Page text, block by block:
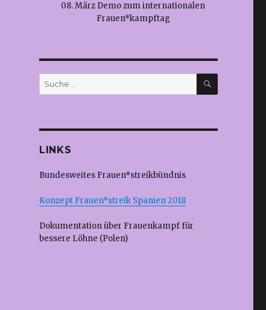
08. März Demo zum internationalen
Frauen*kampftag
Suche
nach:
SUCHEN
LINKS
Bundesweites Frauen*streikbündnis
Konzept Frauen*streik Spanien 2018
Dokumentation über Frauenkampf für
bessere Löhne (Polen)